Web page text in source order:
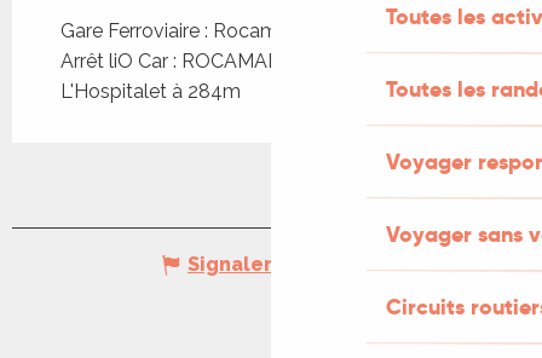
Toutes les
Toutes les
Voyager
Voyager sans
Circuits
Gare Ferroviaire : Rocamadour - Padirac à 3km
Arrêt liO Car : ROCAMADOUR - Bourg
L'Hospitalet à 284m
Signaler une erreur